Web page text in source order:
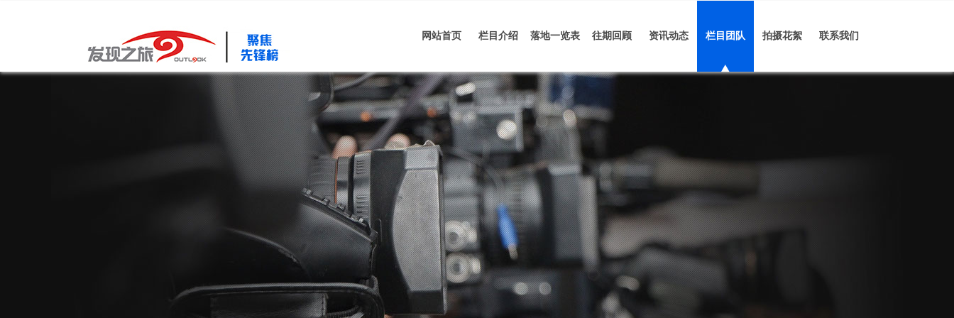
网站首页 栏目介绍 落地一览表 往期回顾 资讯动态 栏目团队 拍摄花絮 联系我们